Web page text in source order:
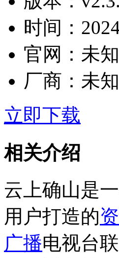
时间：
官网： 未知
厂商： 未知
立即下载
相关介绍
云上确山是
用户打造的
广播电视台